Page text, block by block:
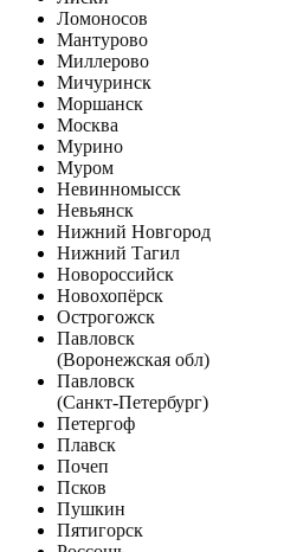
Ломоносов
Мантурово
Миллерово
Мичуринск
Моршанск
Москва
Мурино
Муром
Невинномысск
Невьянск
Нижний Новгород
Нижний Тагил
Новороссийск
Новохопёрск
Острогожск
Павловск
(Воронежская обл)
Павловск
(Санкт-Петербург)
Петергоф
Плавск
Почеп
Псков
Пушкин
Пятигорск